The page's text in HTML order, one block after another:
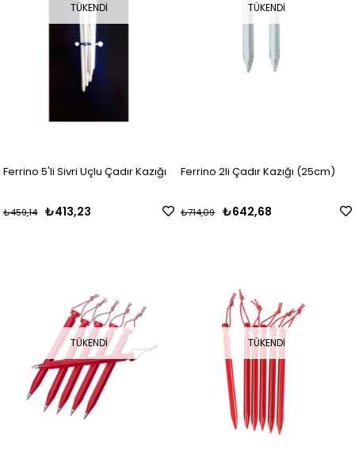
TÜKENDI
Ferrino 5'li Sivri Uçlu Çadır Kazığı
₺413,23
₺459,14
TÜKENDI
Ferrino 2li Çadır Kazığı (25cm)
₺642,68
₺714,09
TÜKENDI TÜKENDI